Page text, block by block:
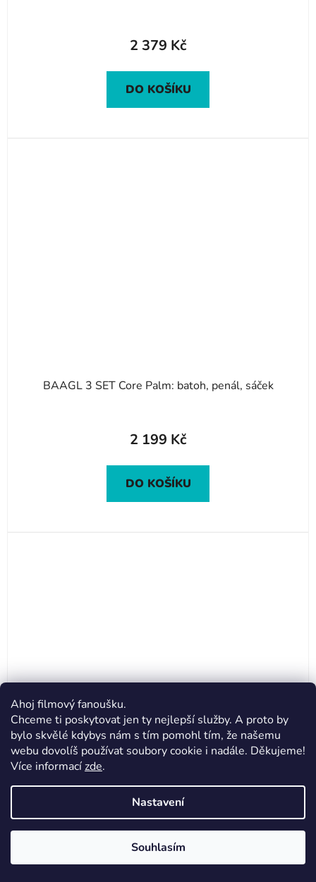
Ahoj filmový fanoušku.
Chceme ti poskytovat jen ty nejlepší služby. A proto by
bylo skvělé kdybys nám s tím pomohl tím, že našemu
webu dovolíš používat soubory cookie i nadále. Děkujeme!
Více informacízde.
Nastavení
Souhlasím
2 379 Kč
DO KOŠÍKU
BAAGL 3 SET Core Palm: batoh, penál, sáček
2 199 Kč
DO KOŠÍKU
2 199 Kč